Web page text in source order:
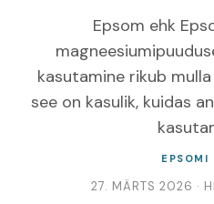
Epsom ehk
kasutamine rikub
see on kasulik, kuidas
EPSOMI
27. MÄRTS 2026 ·